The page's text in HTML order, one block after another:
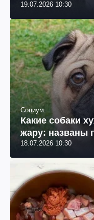
19.07.2026 10:30
Социум
Какие собаки
жару: названы
18.07.2026 10:30